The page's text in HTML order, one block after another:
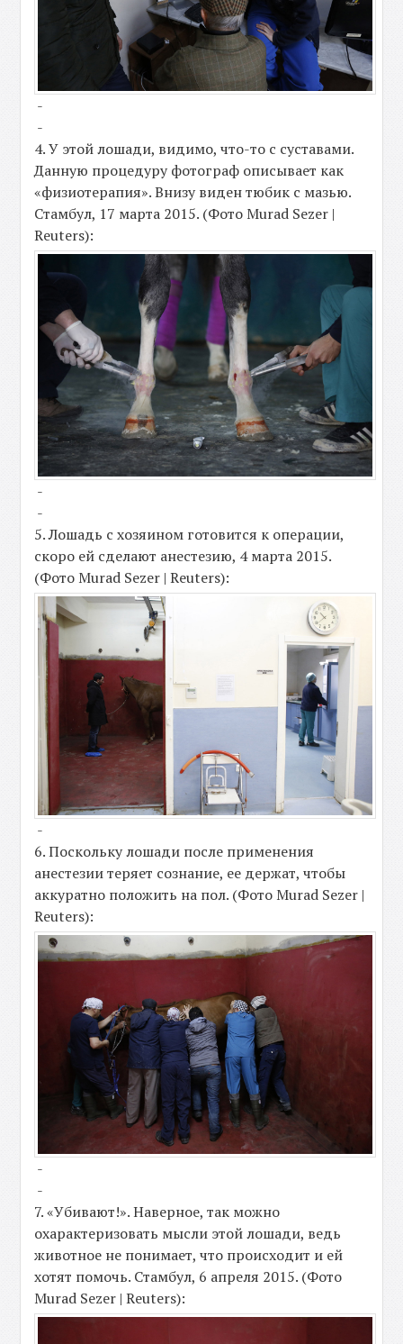
-
-
4. У этой лошади, видимо, что-то с суставами.
Данную процедуру фотограф описывает как
«физиотерапия». Внизу виден тюбик с мазью.
Стамбул, 17 марта 2015. (Фото Murad Sezer |
Reuters):
-
-
5. Лошадь с хозяином готовится к операции,
скоро ей сделают анестезию, 4 марта 2015.
(Фото Murad Sezer | Reuters):
-
6. Поскольку лошади после применения
анестезии теряет сознание, ее держат, чтобы
аккуратно положить на пол. (Фото Murad Sezer |
Reuters):
-
-
7. «Убивают!». Наверное, так можно
охарактеризовать мысли этой лошади, ведь
животное не понимает, что происходит и ей
хотят помочь. Стамбул, 6 апреля 2015. (Фото
Murad Sezer | Reuters):